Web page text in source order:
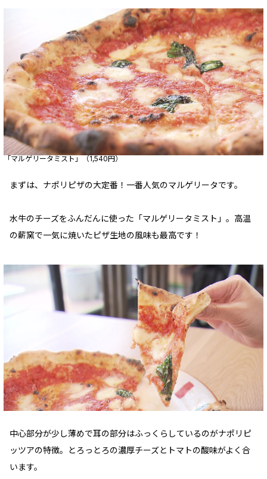
「マルゲリータミスト」（1,540円）
まずは、ナポリピザの大定番！一番人気のマルゲリータです。
水牛のチーズをふんだんに使った「マルゲリータミスト」。高温
の薪窯で一気に焼いたピザ生地の風味も最高です！
中心部分が少し薄めで耳の部分はふっくらしているのがナポリピ
ッツアの特徴。とろっとろの濃厚チーズとトマトの酸味がよく合
います。